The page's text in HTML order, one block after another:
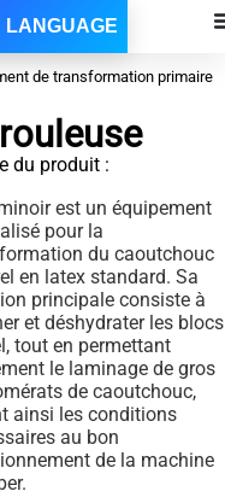
LANGUAGE
de transformation primaire
du produit :
est un équipement
pour la
du caoutchouc
en latex standard. Sa
principale consiste à
et déshydrater les blocs
tout en permettant
le laminage de gros
de caoutchouc,
ainsi les conditions
au bon
de la machine